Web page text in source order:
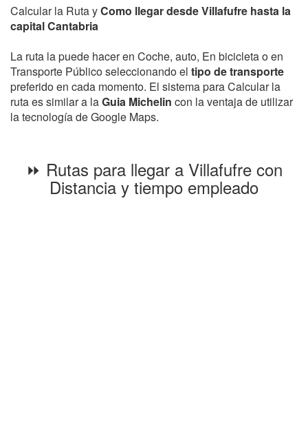
Calcular la Ruta yComo llegar desde Villafufre hasta la
capital Cantabria
La ruta la puede hacer en Coche, auto, En bicicleta o en
Transporte Público seleccionando el tipo de transporte
preferido en cada momento. El sistema para Calcular la
ruta es similar a laGuia Michelin con la ventaja de utilizar
la tecnología de Google Maps.
⏩ Rutas para llegar a Villafufre con
Distancia y tiempo empleado